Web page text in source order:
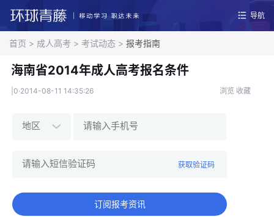
导航
首页 > 成人高考 > 考试动态 > 报考指南
海南省2014年成人高考报名条件
|0·2014-08-11 14:35:26 浏览 收藏
获取验证码
订阅报考资讯